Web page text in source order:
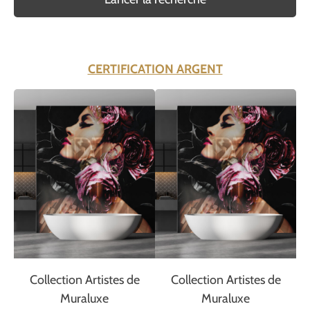
CERTIFICATION ARGENT
Collection Artistes de
Muraluxe
Collection Artistes de
Muraluxe